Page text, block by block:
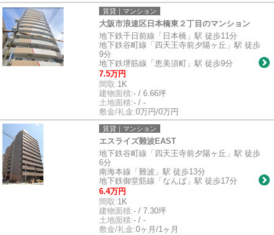
賃貸｜マンション
大阪市浪速区日本橋東２丁目のマンション
地下鉄千日前線「日本橋」駅 徒歩11分
地下鉄谷町線「四天王寺前夕陽ヶ丘」駅 徒歩
9分
地下鉄堺筋線「恵美須町」駅 徒歩9分
7.5万円
間取:1K
建物面積:- / 6.66坪
土地面積:- / -
敷金/礼金:0万円/0万円
賃貸｜マンション
エスライズ難波EAST
地下鉄谷町線「四天王寺前夕陽ヶ丘」駅 徒歩
6分
南海本線「難波」駅 徒歩13分
地下鉄御堂筋線「なんば」駅 徒歩17分
6.4万円
間取:1K
建物面積:- / 7.30坪
土地面積:- / -
敷金/礼金:0ヶ月/1ヶ月